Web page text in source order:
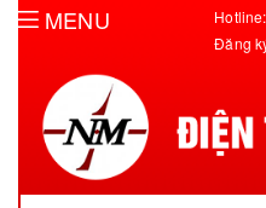
MENU
Đăng